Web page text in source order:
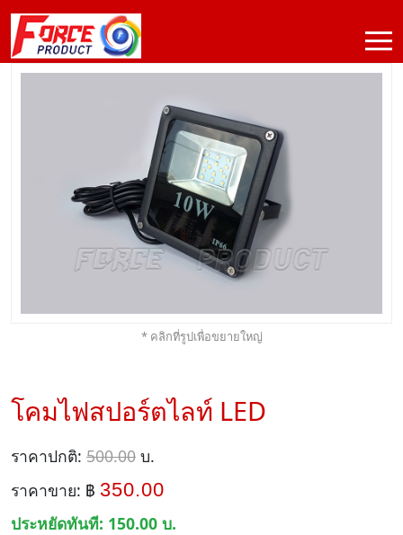
* คลิกที่รูปเพื่อขยายใหญ่
โคมไฟสปอร์ตไลท์ LED
ราคาปกติ: 500.00 บ.
ราคาขาย: ฿ 350.00
ประหยัดทันที: 150.00 บ.